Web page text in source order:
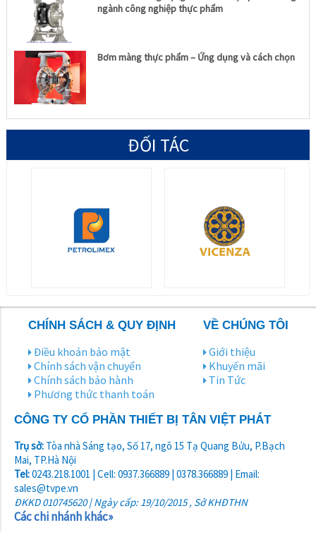
ngành công nghiệp thực phẩm
Bơm màng thực phẩm – Ứng dụng và cách chọn
ĐỐI TÁC
CHÍNH SÁCH & QUY ĐỊNH
Điều khoản bảo mật
Chính sách vận chuyển
Chính sách bảo hành
Phương thức thanh toán
VỀ CHÚNG TÔI
Giới thiệu
Khuyến mãi
Tin Tức
CÔNG TY CỔ PHẦN THIẾT BỊ TÂN VIỆT PHÁT
Trụ sở: Tòa nhà Sáng tạo, Số 17, ngõ 15 Tạ Quang Bửu, P.Bạch
Mai, TP.Hà Nội
Tel:0243.218.1001 | Cell: 0937.366889 | 0378.366889 | Email:
sales@tvpe.vn
ĐKKD 010745620 | Ngày cấp: 19/10/2015 , Sở KHĐTHN
Các chi nhánh khác»